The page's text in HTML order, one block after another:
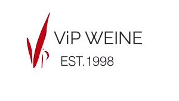
ViP WEINE
EST.1998